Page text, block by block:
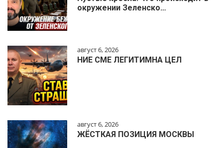
окружении Зеленско…
август 6, 2026
НИЕ СМЕ ЛЕГИТИМНА ЦЕЛ
август 6, 2026
ЖЁСТКАЯ ПОЗИЦИЯ МОСКВЫ